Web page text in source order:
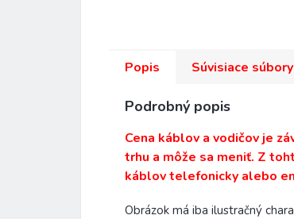
Popis Súvisiace
Podrobný popis
Cena káblov a vodičov je
trhu a môže sa meniť. Z
káblov telefonicky alebo
Obrázok má iba ilustračný